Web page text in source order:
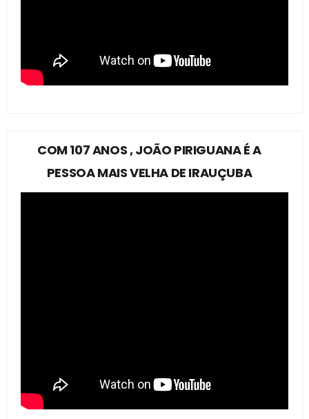
COM 107 ANOS , JOÃO PIRIGUANA É A
PESSOA MAIS VELHA DE IRAUÇUBA